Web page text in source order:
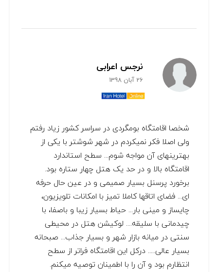
نرجس اعرابی
26 آبان 1398
شخصا اقامتگاه بومگردی در سراسر کشور زیاد رفتم
ولی اصلا فکر نمیکردم در شهر شوشتر با یکی از
بهترینهای آن مواجه شوم... سطح استاندارد
اقامتگاه بالا و در حد یک هتل چهار ستاره بود.
برخورد پرسنل بسیار صمیمی و در عین حال حرفه
ای... فضای اتاقها کاملا تمیز با امکانات تلویزیون،
چایساز و مینی بار... حیاط بسیار زیبا و باصفا، با
چیدمانی با سلیقه.... لوکیشن هتل در محیطی
سنتی در میانه بازار شهر و بسیار جذاب... صبحانه
بسیار عالی..... درکل این اقامتگاه فراتر از سطح
انتظارم بود و آن را با اطمینان توصیه میکنم.